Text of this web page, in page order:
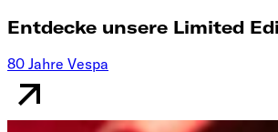
Entdecke unsere Limited
80 Jahre Vespa